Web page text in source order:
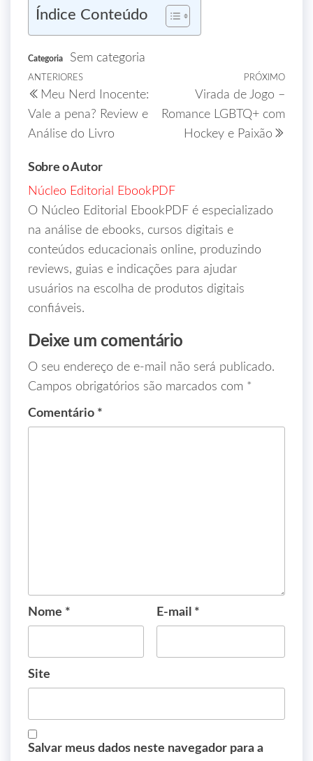
Índice Conteúdo
Categoria Sem categoria
ANTERIORES
Meu Nerd Inocente:
Vale a pena? Review e
Análise do Livro
PRÓXIMO
Virada de Jogo –
Romance LGBTQ+ com
Hockey e Paixão
Sobre o Autor
Núcleo Editorial EbookPDF
O Núcleo Editorial EbookPDF é especializado
na análise de ebooks, cursos digitais e
conteúdos educacionais online, produzindo
reviews, guias e indicações para ajudar
usuários na escolha de produtos digitais
confiáveis.
Deixe um comentário
O seu endereço de e-mail não será publicado.
Campos obrigatórios são marcados com *
Comentário *
Nome * E-mail *
Site
Salvar meus dados neste navegador para a